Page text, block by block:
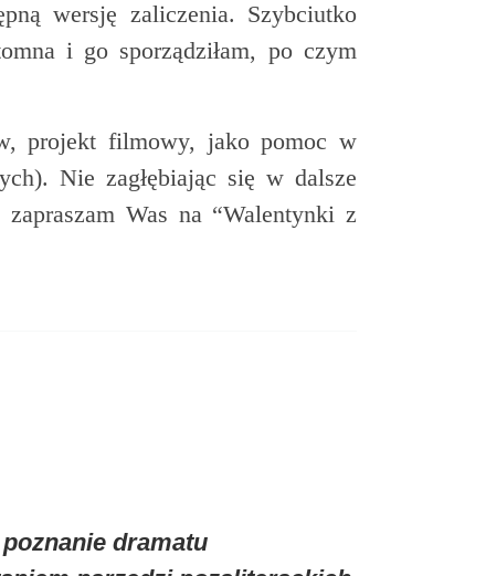
wersję zaliczenia. Szybciutko
i go sporządziłam, po czym
projekt filmowy, jako pomoc w
Nie zagłębiając się w dalsze
Was na “Walentynki z
dramatu